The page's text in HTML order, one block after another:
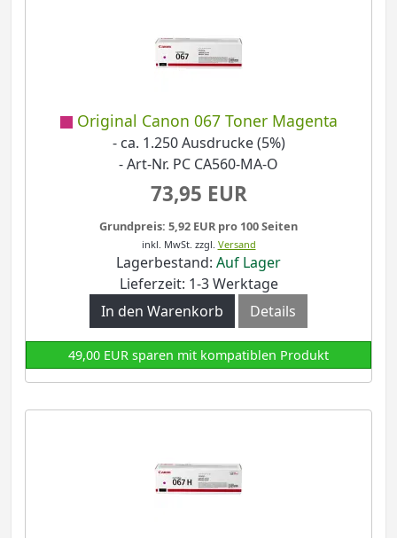
Original Canon 067 Toner Magenta
- ca. 1.250 Ausdrucke (5%)
- Art-Nr. PC CA560-MA-O
73,95 EUR
Grundpreis: 5,92 EUR pro 100 Seiten
inkl. MwSt. zzgl. Versand
Lagerbestand: Auf Lager
Lieferzeit: 1-3 Werktage
In den Warenkorb
Details
49,00 EUR sparen mit kompatiblen Produkt